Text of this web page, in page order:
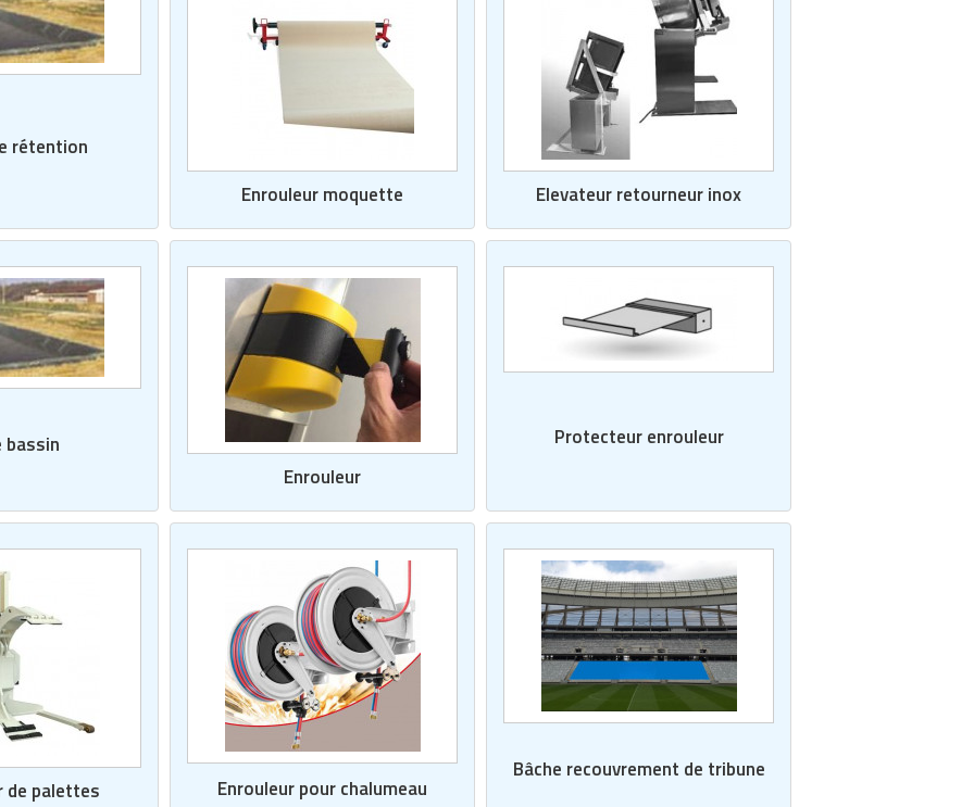
rétention
Enrouleur moquette
Elevateur retourneur inox
bassin
Enrouleur
Protecteur enrouleur
de palettes Enrouleur pour chalumeau
Bâche recouvrement de tribune